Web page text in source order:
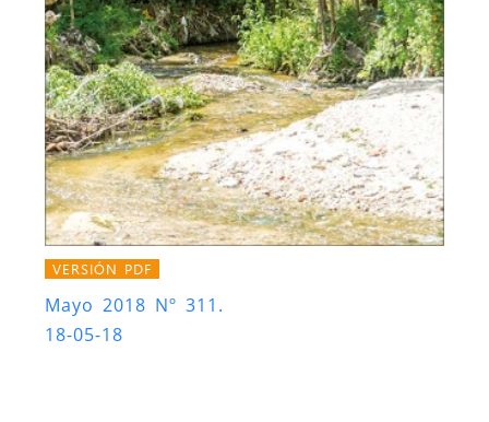
VERSIÓN PDF
Mayo 2018 Nº 311.
18-05-18